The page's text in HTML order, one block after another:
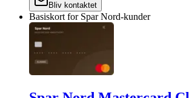
Bliv kontaktet
Basiskort for Spar Nord-kunder